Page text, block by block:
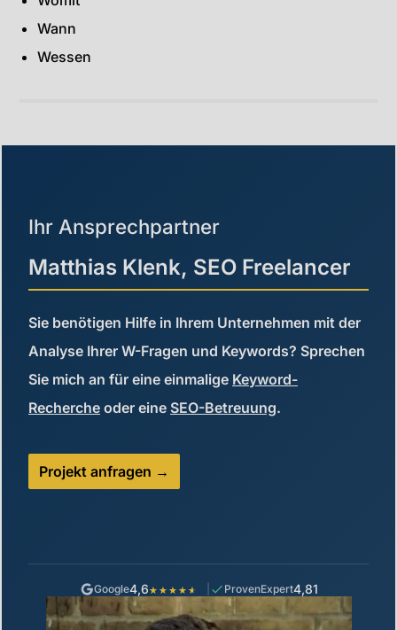
Wann
Wessen
Ihr Ansprechpartner
Matthias Klenk, SEO Freelancer
Sie benötigen Hilfe in Ihrem Unternehmen mit der
Analyse Ihrer W-Fragen und Keywords? Sprechen
Sie mich an für eine einmalige Keyword-
Recherche oder eine SEO-Betreuung.
Projekt anfragen
Google4,6★★★★★ ProvenExpert4,81